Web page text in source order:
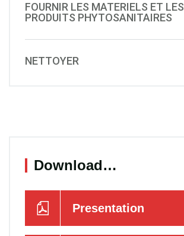
FOURNIR LES MATERIELS ET LES
PRODUITS PHYTOSANITAIRES
NETTOYER
Download…
Presentation